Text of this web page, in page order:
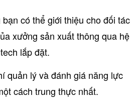
có thể giới thiệu cho đối tác
xưởng sản xuất thông qua hệ
lắp đặt.
quản lý và đánh giá năng lực
cách trung thực nhất.